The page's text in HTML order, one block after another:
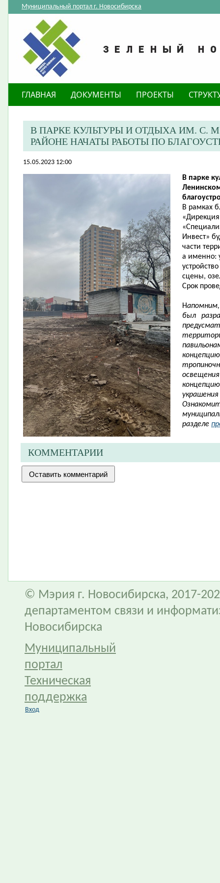
Муниципальный портал г. Новосибирска
ГЛАВНАЯ ДОКУМЕНТЫ ПРОЕКТЫ
В ПАРКЕ КУЛЬТУРЫ И ОТДЫХА ИМ. С.
РАЙОНЕ НАЧАТЫ РАБОТЫ ПО
15.05.2023 12:00
В парке
В рамках
Инвест»
части
а именно:
сцены,
Срок
Н
был
разделе
КОММЕНТАРИИ
© Мэрия г. Новосибирска, 2017-
департаментом связи и
Новосибирска
Муниципальный
портал
Техническая
поддержка
Вход